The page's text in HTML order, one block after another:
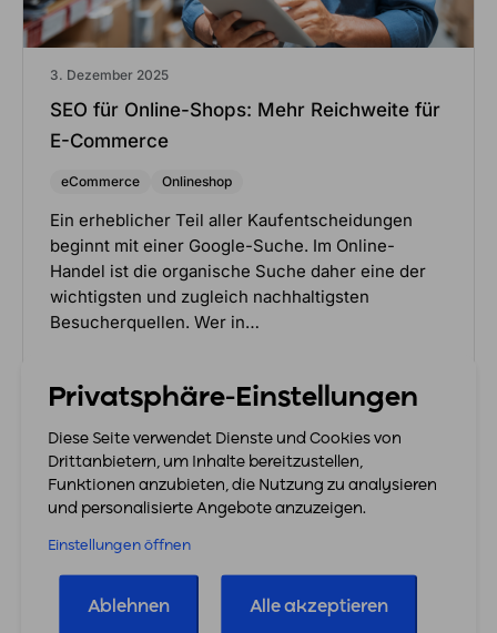
3. Dezember 2025
SEO für Online-Shops: Mehr Reichweite für
E-Commerce
eCommerce Onlineshop
Ein erheblicher Teil aller Kaufentscheidungen
beginnt mit einer Google-Suche. Im Online-
Handel ist die organische Suche daher eine der
wichtigsten und zugleich nachhaltigsten
Besucherquellen. Wer in…
Privatsphäre-Einstellungen
Diese Seite verwendet Dienste und Cookies von
Drittanbietern, um Inhalte bereitzustellen,
Funktionen anzubieten, die Nutzung zu analysieren
und personalisierte Angebote anzuzeigen.
Einstellungen öffnen
Ablehnen Alle akzeptieren